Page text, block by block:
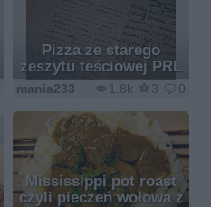
Pizza ze starego
zeszytu teściowej PRL
1.8k 3 0
mania233
Mississippi pot roast
czyli pieczeń wołowa z